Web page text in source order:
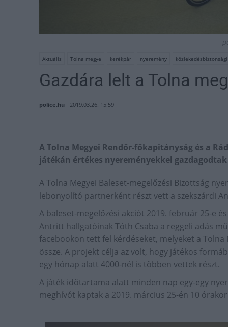
Aktuális Tolna megye kerékpár nyeremény
Gazdára lelt a Tolna
police.hu 2019.03.26. 15:59
A Tolna Megyei Rendőr-főkapitányság és a
játékán értékes nyereményekkel
A Tolna Megyei Baleset-megelőzési Bizottság
lebonyolító partnerként részt vett a szekszárdi
A baleset-megelőzési akciót 2019. február 25-e
Antritt hallgatóinak Tóth Csaba a reggeli adás
facebookon tett fel kérdéseket, melyeket a
össze. A projekt célja az volt, hogy játékos
egy hónap alatt 4000-nél is többen vettek részt.
A játék időtartama alatt minden nap egy-egy
meghívót kaptak a 2019. március 25-én 10